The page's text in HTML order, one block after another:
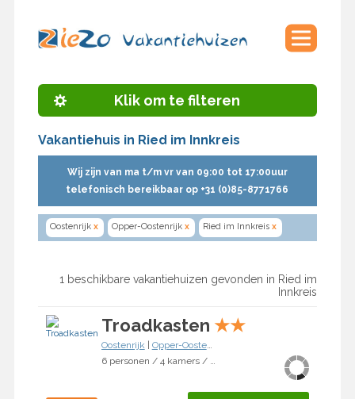
Klik om te filteren
Vakantiehuis in Ried im Innkreis
Wij zijn van ma t/m vr van 09:00 tot 17:00uur
telefonisch bereikbaar op +31 (0)85-8771766
Oostenrijk x Opper-Oostenrijk x Ried im Innkreis x
1 beschikbare vakantiehuizen gevonden in Ried im
Innkreis
Troadkasten ★★
Oostenrijk Opper-Oostenrijk
6 personen / 4 kamers / 3 slaapkamers